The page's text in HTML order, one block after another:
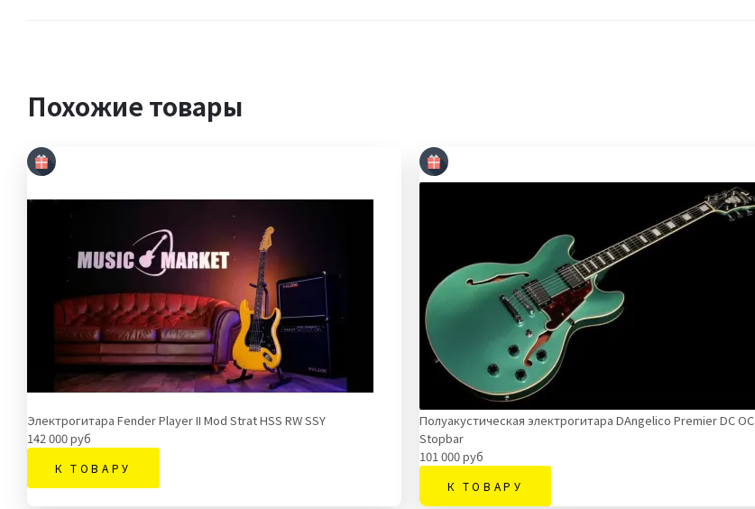
Похожие товары
Электрогитара Fender Player II Mod Strat HSS RW SSY
142 000 руб
К ТОВАРУ
Полуакустическая электрогитара DAngelico Premier DC OC
Stopbar
101 000 руб
К ТОВАРУ